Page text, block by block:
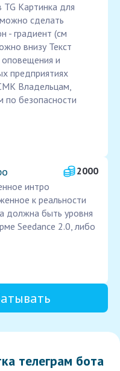
Картинка для
сделать
- градиент (см
внизу Текст
и
предприятиях
Владельцам,
по безопасности
2000
интро
к реальности
должна быть уровня
Seedance 2.0, либо
телеграм бота